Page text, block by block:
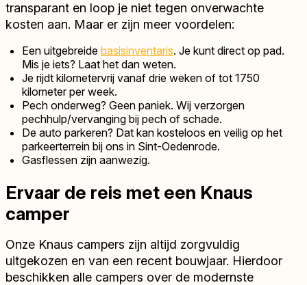
transparant en loop je niet tegen onverwachte
kosten aan. Maar er zijn meer voordelen:
Een uitgebreide basisinventaris. Je kunt direct op pad.
Mis je iets? Laat het dan weten.
Je rijdt kilometervrij vanaf drie weken of tot 1750
kilometer per week.
Pech onderweg? Geen paniek. Wij verzorgen
pechhulp/vervanging bij pech of schade.
De auto parkeren? Dat kan kosteloos en veilig op het
parkeerterrein bij ons in Sint-Oedenrode.
Gasflessen zijn aanwezig.
Ervaar de reis met een Knaus
camper
Onze Knaus campers zijn altijd zorgvuldig
uitgekozen en van een recent bouwjaar. Hierdoor
beschikken alle campers over de modernste